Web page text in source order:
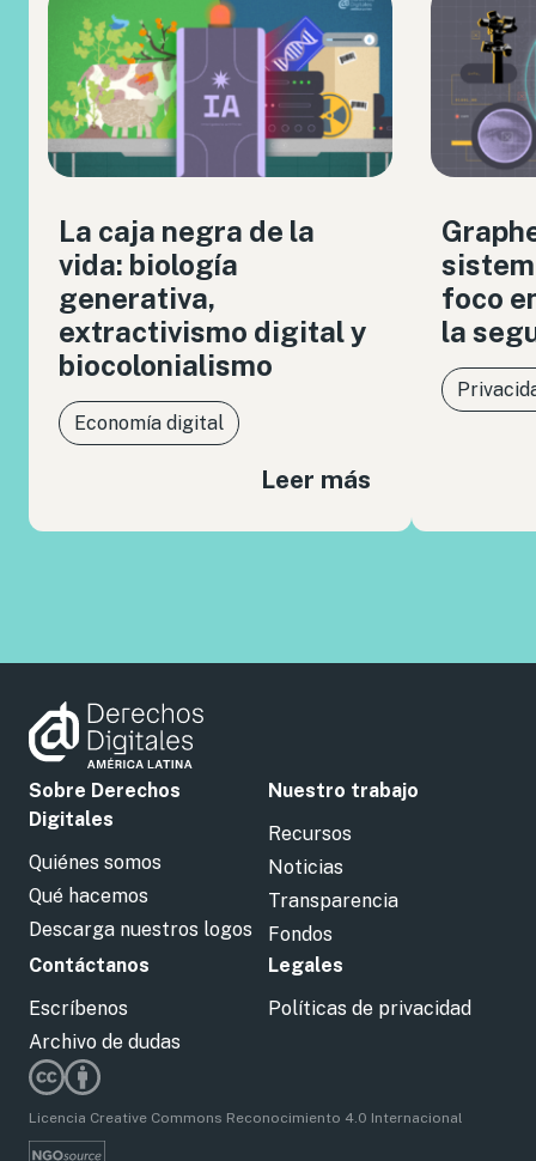
La caja negra de la
vida: biología
generativa,
extractivismo digital y
biocolonialismo
Economía digital
Leer más
foco
la
Sobre Derechos
Digitales
Quiénes somos
Qué hacemos
Descarga nuestros logos
Nuestro trabajo
Recursos
Noticias
Transparencia
Fondos
Contáctanos
Escríbenos
Archivo de dudas
Legales
Políticas de privacidad
Licencia Creative Commons Reconocimiento 4.0 Internacional